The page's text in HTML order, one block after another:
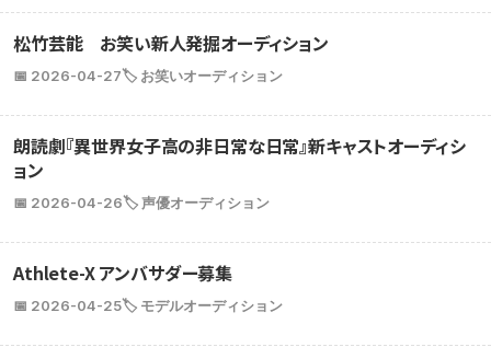
松竹芸能 お笑い新人発掘オーディション
📅 2026-04-27🏷️ お笑いオーディション
朗読劇『異世界女子高の非日常な日常』新キャストオーディシ
ョン
📅 2026-04-26🏷️ 声優オーディション
Athlete-X アンバサダー募集
📅 2026-04-25🏷️ モデルオーディション